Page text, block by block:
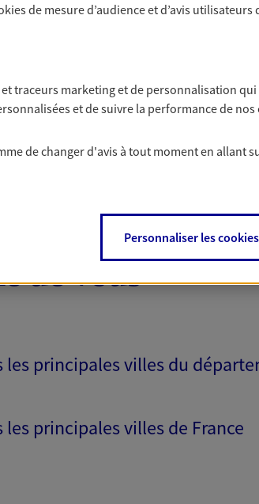
de vous
les principales villes du
les principales villes de France
de mesure d’audience et d’avis
traceurs marketing et de personnalisation
et de suivre la performance de nos
de changer d'avis à tout moment en allant
Personnaliser les cookies